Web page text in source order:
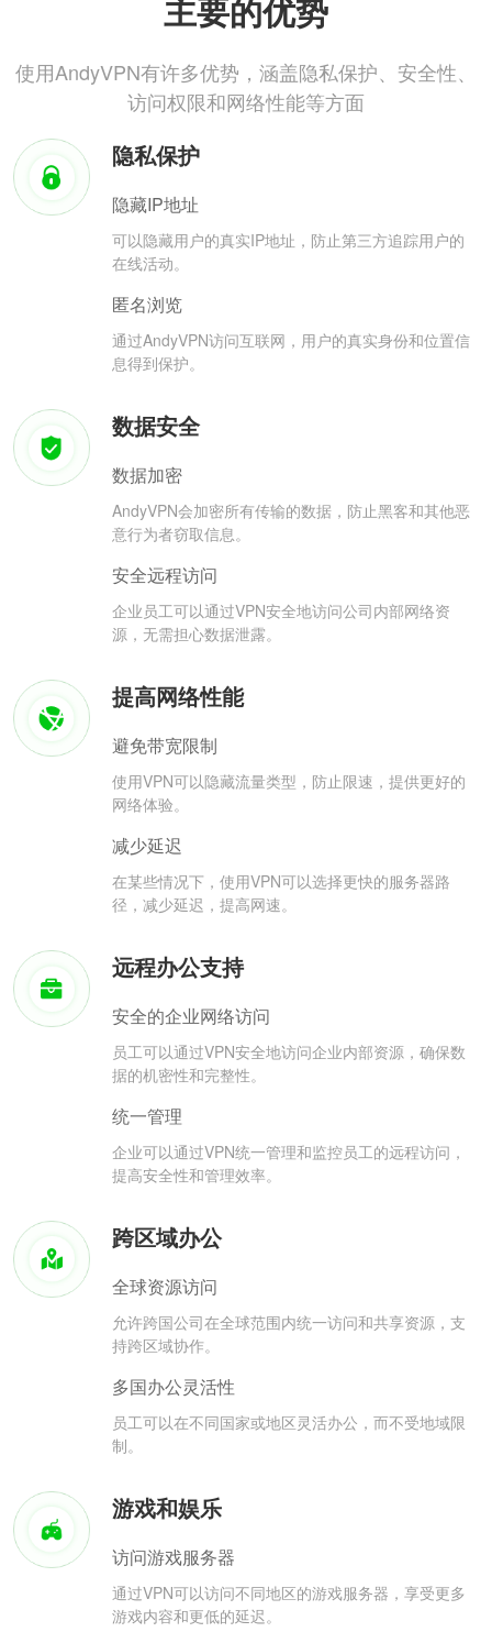
主要的优势
使用AndyVPN有许多优势，涵盖隐私保护、安全性、
访问权限和网络性能等方面
隐私保护
隐藏IP地址
可以隐藏用户的真实IP地址，防止第三方追踪用户的
在线活动。
匿名浏览
通过AndyVPN访问互联网，用户的真实身份和位置信
息得到保护。
数据安全
数据加密
AndyVPN会加密所有传输的数据，防止黑客和其他恶
意行为者窃取信息。
安全远程访问
企业员工可以通过VPN安全地访问公司内部网络资
源，无需担心数据泄露。
提高网络性能
避免带宽限制
使用VPN可以隐藏流量类型，防止限速，提供更好的
网络体验。
减少延迟
在某些情况下，使用VPN可以选择更快的服务器路
径，减少延迟，提高网速。
远程办公支持
安全的企业网络访问
员工可以通过VPN安全地访问企业内部资源，确保数
据的机密性和完整性。
统一管理
企业可以通过VPN统一管理和监控员工的远程访问，
提高安全性和管理效率。
跨区域办公
全球资源访问
允许跨国公司在全球范围内统一访问和共享资源，支
持跨区域协作。
多国办公灵活性
员工可以在不同国家或地区灵活办公，而不受地域限
制。
游戏和娱乐
访问游戏服务器
通过VPN可以访问不同地区的游戏服务器，享受更多
游戏内容和更低的延迟。